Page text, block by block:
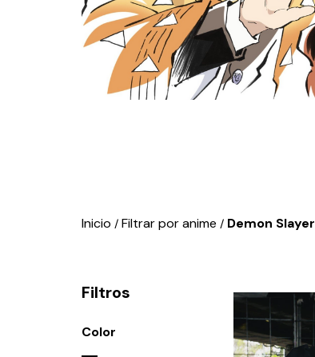
Inicio / Filtrar por anime / Demon Slayer
Filtros
Color